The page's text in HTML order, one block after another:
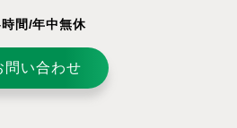
間/年中無休
問い合わせ